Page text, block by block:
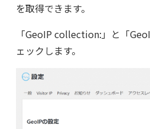
を取得できます。
「GeoIP collection:」と「
ェックします。